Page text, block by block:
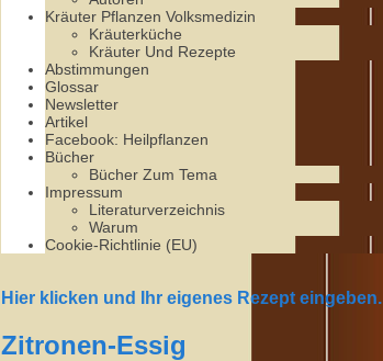
Kräuter Pflanzen Volksmedizin
Kräuterküche
Kräuter Und Rezepte
Abstimmungen
Glossar
Newsletter
Artikel
Facebook: Heilpflanzen
Bücher
Bücher Zum Tema
Impressum
Literaturverzeichnis
Warum
Cookie-Richtlinie (EU)
Hier klicken und Ihr eigenes Rezept eingeben.
Zitronen-Essig